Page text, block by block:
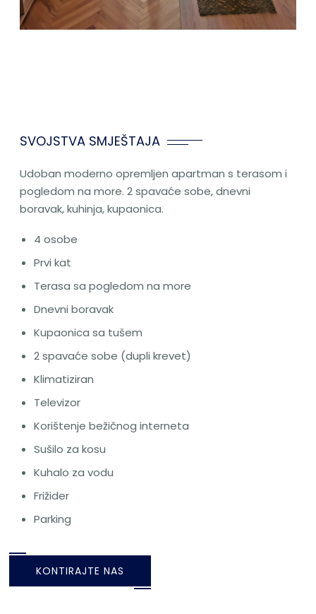
SVOJSTVA SMJEŠTAJA
Udoban moderno opremljen apartman s terasom i
pogledom na more. 2 spavaće sobe, dnevni
boravak, kuhinja, kupaonica.
4 osobe
Prvi kat
Terasa sa pogledom na more
Dnevni boravak
Kupaonica sa tušem
2 spavaće sobe (dupli krevet)
Klimatiziran
Televizor
Korištenje bežičnog interneta
Sušilo za kosu
Kuhalo za vodu
Frižider
Parking
KONTIRAJTE NAS